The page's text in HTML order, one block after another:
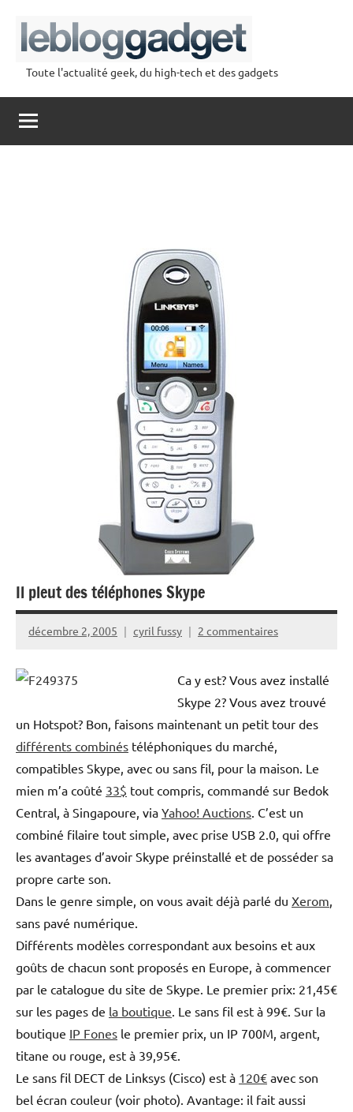
contenu
lebloggadget
Toute l'actualité geek, du high-tech et des gadgets
Il pleut des téléphones Skype
décembre 2, 2005 cyril fussy 2 commentaires
Ca y est? Vous avez installé
Skype 2? Vous avez trouvé
un Hotspot? Bon, faisons maintenant un petit tour des
différents combinés téléphoniques du marché,
compatibles Skype, avec ou sans fil, pour la maison. Le
mien m’a coûté 33$ tout compris, commandé sur Bedok
Central, à Singapoure, via Yahoo! Auctions . C’est un
combiné filaire tout simple, avec prise USB 2.0, qui offre
les avantages d’avoir Skype préinstallé et de posséder sa
propre carte son.
Dans le genre simple, on vous avait déjà parlé du Xerom
sans pavé numérique.
Différents modèles correspondant aux besoins et aux
goûts de chacun sont proposés en Europe, à commencer
par le catalogue du site de Skype. Le premier prix: 21,45€
sur les pages de la boutique . Le sans fil est à 99€. Sur la
boutique IP Fones le premier prix, un IP 700M, argent,
titane ou rouge, est à 39,95€.
Le sans fil DECT de Linksys (Cisco) est à 120€ avec son
bel écran couleur (voir photo). Avantage: il fait aussi